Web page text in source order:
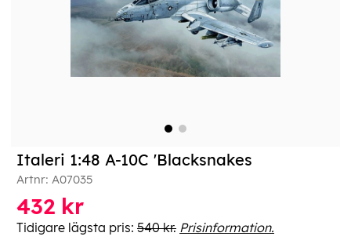
Italeri 1:48 A-10C 'Blacksnakes
Artnr: A07035
432 kr
Tidigare lägsta pris: 540 kr. Prisinformation.